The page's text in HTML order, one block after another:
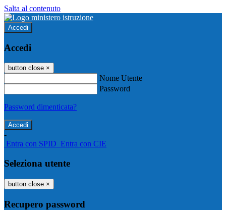
Salta al contenuto
Accedi
Accedi
button close ×
Nome Utente
Password
Password dimenticata?
-
Entra con SPID Entra con CIE
Seleziona utente
button close ×
Recupero password